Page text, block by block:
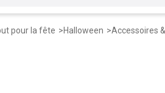
pour la fête Halloween Accessoires